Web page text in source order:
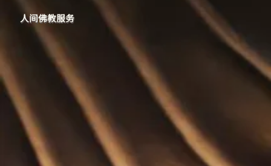
人间佛教服务